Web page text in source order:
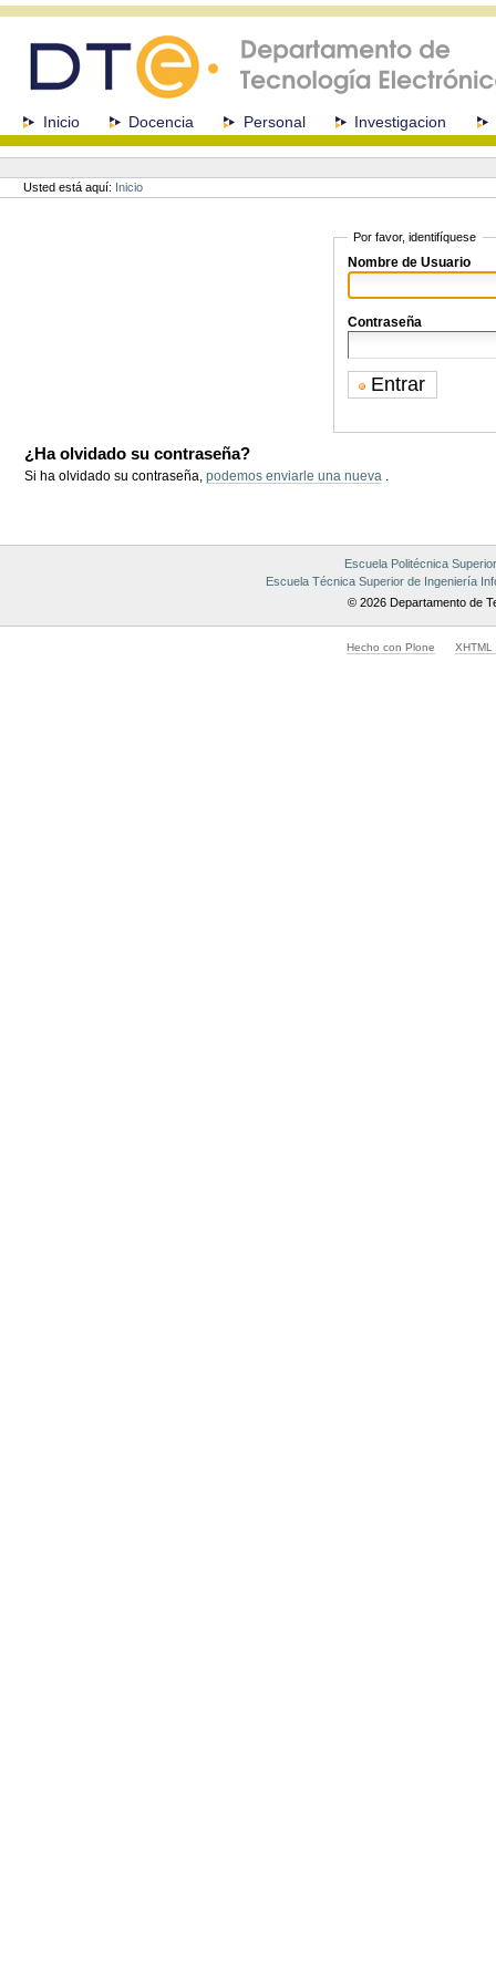
navegación
SeccionesInicio Docencia Personal Investigacion
Herramientas
Personales
Usted está aquí: Inicio
Por favor, identifíquese
Nombre de Usuario
Contraseña
¿Ha olvidado su contraseña?
Si ha olvidado su contraseña,podemos enviarle una nueva
Escuela Politécnica Superior
Escuela Técnica Superior de Ingeniería
© 2026 Departamento de
Hecho con Plone XHTML